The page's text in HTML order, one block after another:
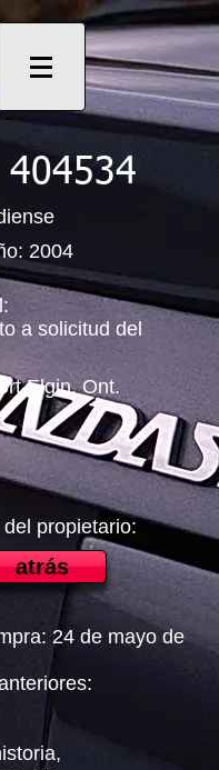
404534
2004
a solicitud del
Elgin, Ont.
propietario:
atrás
24 de mayo de